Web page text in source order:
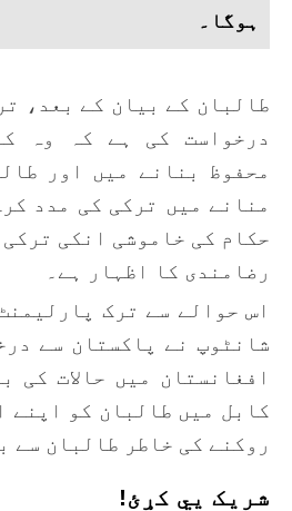
ہوگا۔
طالبان کے بیان کے بعد،
درخواست کی ہے کہ وہ
محفوظ بنانے میں اور
منانے میں ترکی کی مدد
حکام کی خاموشی انکی
رضامندی کا اظہار ہے۔
اس حوالے سے ترک
شانٹوپ نے پاکستان سے
افغانستان میں حالات کی
کابل میں طالبان کو اپنے
روکنے کی خاطر طالبان سے
شریک یي کړئ!